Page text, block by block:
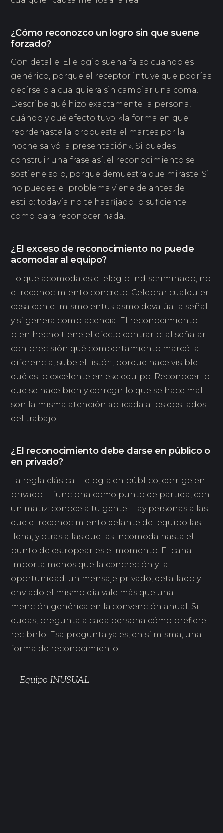
¿Cómo reconozco un logro sin que suene
forzado?
Con detalle. El elogio suena falso cuando es
genérico, porque el receptor intuye que podrías
decírselo a cualquiera sin cambiar una coma.
Describe qué hizo exactamente la persona,
cuándo y qué efecto tuvo: «la forma en que
reordenaste la propuesta el martes por la
noche salvó la presentación». Si puedes
construir una frase así, el reconocimiento se
sostiene solo, porque demuestra que miraste. Si
no puedes, el problema viene de antes del
estilo: todavía no te has fijado lo suficiente
como para reconocer nada.
¿El exceso de reconocimiento no puede
acomodar al equipo?
Lo que acomoda es el elogio indiscriminado, no
el reconocimiento concreto. Celebrar cualquier
cosa con el mismo entusiasmo devalúa la señal
y sí genera complacencia. El reconocimiento
bien hecho tiene el efecto contrario: al señalar
con precisión qué comportamiento marcó la
diferencia, sube el listón, porque hace visible
qué es lo excelente en ese equipo. Reconocer lo
que se hace bien y corregir lo que se hace mal
son la misma atención aplicada a los dos lados
del trabajo.
¿El reconocimiento debe darse en público o
en privado?
La regla clásica —elogia en público, corrige en
privado— funciona como punto de partida, con
un matiz: conoce a tu gente. Hay personas a las
que el reconocimiento delante del equipo las
llena, y otras a las que las incomoda hasta el
punto de estropearles el momento. El canal
importa menos que la concreción y la
oportunidad: un mensaje privado, detallado y
enviado el mismo día vale más que una
mención genérica en la convención anual. Si
dudas, pregunta a cada persona cómo prefiere
recibirlo. Esa pregunta ya es, en sí misma, una
forma de reconocimiento.
— Equipo INUSUAL